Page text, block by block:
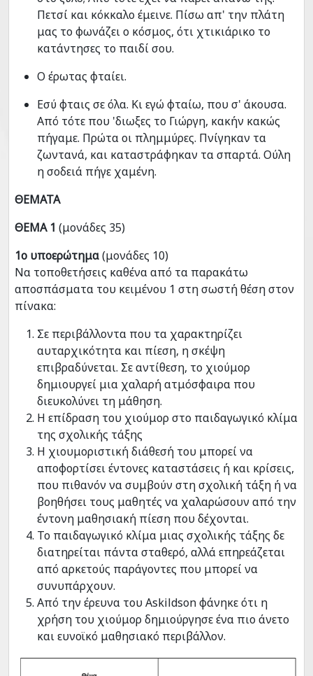
Πετσί και κόκκαλο έμεινε. Πίσω απ' την πλάτη
μας το φωνάζει ο κόσμος, ότι χτικιάρικο το
κατάντησες το παιδί σου.
Ο έρωτας φταίει.
Εσύ φταις σε όλα. Κι εγώ φταίω, που σ' άκουσα.
Από τότε που 'διωξες το Γιώργη, κακήν κακώς
πήγαμε. Πρώτα οι πλημμύρες. Πνίγηκαν τα
ζωντανά, και καταστράφηκαν τα σπαρτά. Ούλη
η σοδειά πήγε χαμένη.
ΘΕΜΑΤΑ
ΘΕΜΑ 1 (μονάδες 35)
1ο υποερώτημα(μονάδες 10)
Να τοποθετήσεις καθένα από τα παρακάτω
αποσπάσματα του κειμένου 1 στη σωστή θέση στον
πίνακα:
Σε περιβάλλοντα που τα χαρακτηρίζει
αυταρχικότητα και πίεση, η σκέψη
επιβραδύνεται. Σε αντίθεση, το χιούμορ
δημιουργεί μια χαλαρή ατμόσφαιρα που
διευκολύνει τη μάθηση.
Η επίδραση του χιούμορ στο παιδαγωγικό κλίμα
της σχολικής τάξης
Η χιουμοριστική διάθεσή του μπορεί να
αποφορτίσει έντονες καταστάσεις ή και κρίσεις,
που πιθανόν να συμβούν στη σχολική τάξη ή να
βοηθήσει τους μαθητές να χαλαρώσουν από την
έντονη μαθησιακή πίεση που δέχονται.
Το παιδαγωγικό κλίμα μιας σχολικής τάξης δε
διατηρείται πάντα σταθερό, αλλά επηρεάζεται
από αρκετούς παράγοντες που μπορεί να
συνυπάρχουν.
Από την έρευνα του Askildson φάνηκε ότι η
χρήση του χιούμορ δημιούργησε ένα πιο άνετο
και ευνοϊκό μαθησιακό περιβάλλον.